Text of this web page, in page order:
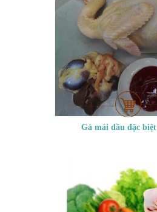
Gà mái dầu đặc biệt